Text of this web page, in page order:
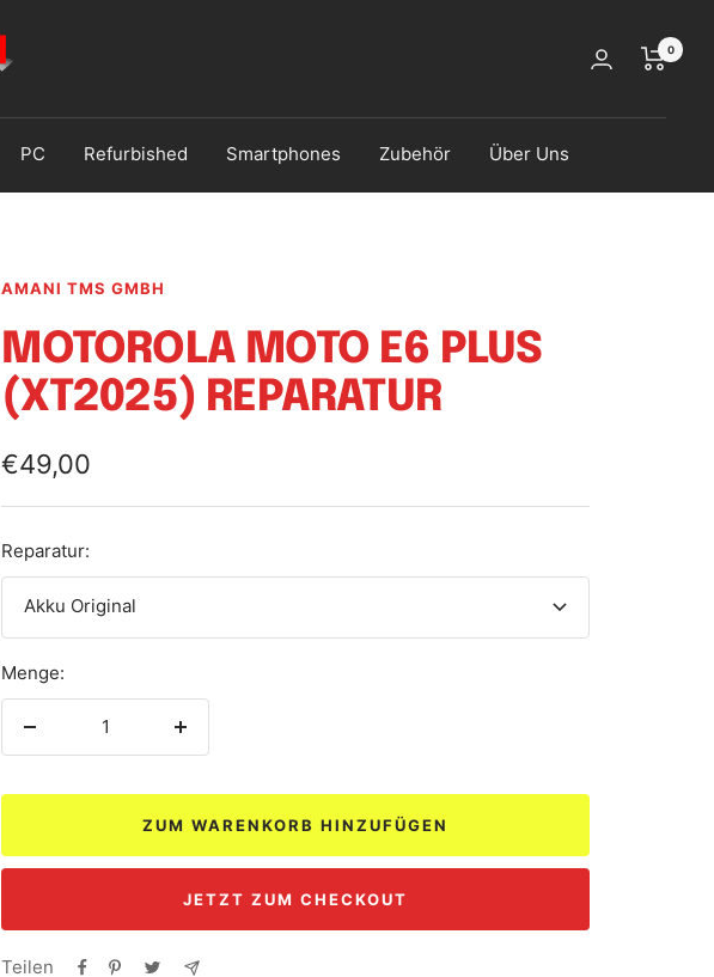
0
PC Refurbished Smartphones Zubehör Über Uns
AMANI TMS GMBH
MOTOROLA MOTO E6 PLUS
(XT2025) REPARATUR
Angebotspreis
€49,00
Reparatur:
Akku Original
Menge:
Menge
ZUM WARENKORB HINZUFÜGEN
JETZT ZUM CHECKOUT
Teilen